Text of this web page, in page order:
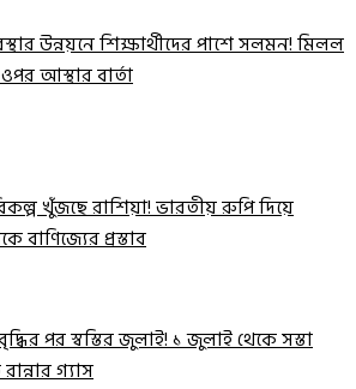
উন্নয়নে শিক্ষার্থীদের পাশে সলমন! মিলল
আস্থার বার্তা
খুঁজছে রাশিয়া! ভারতীয় রুপি দিয়ে
বাণিজ্যের প্রস্তাব
পর স্বস্তির জুলাই! ১ জুলাই থেকে সস্তা
গ্যাস